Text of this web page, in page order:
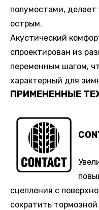
полумостами,
острым.
Акустический
спроектирован из
переменным шагом,
характерный для
ПРИМЕНЕННЫЕ
сцепления с
сократить